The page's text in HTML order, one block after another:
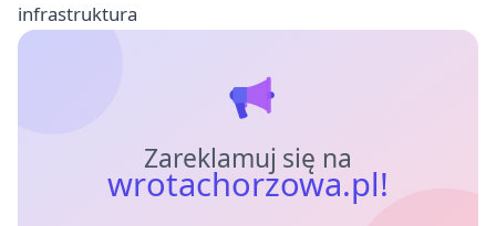
infrastruktura
Zareklamuj się na
wrotachorzowa.pl!